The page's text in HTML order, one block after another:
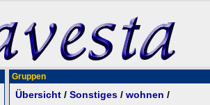
Gruppen
Übersicht/ Sonstiges/ wohnen /